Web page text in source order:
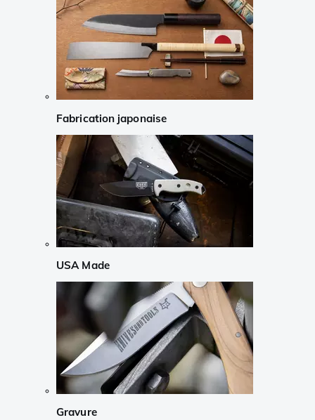
Fabrication japonaise
USA Made
Gravure